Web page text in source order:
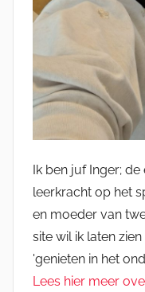
Ik ben juf Inger;
leerkracht op het
en moeder van
site wil ik laten
'genieten in het
Lees hier meer